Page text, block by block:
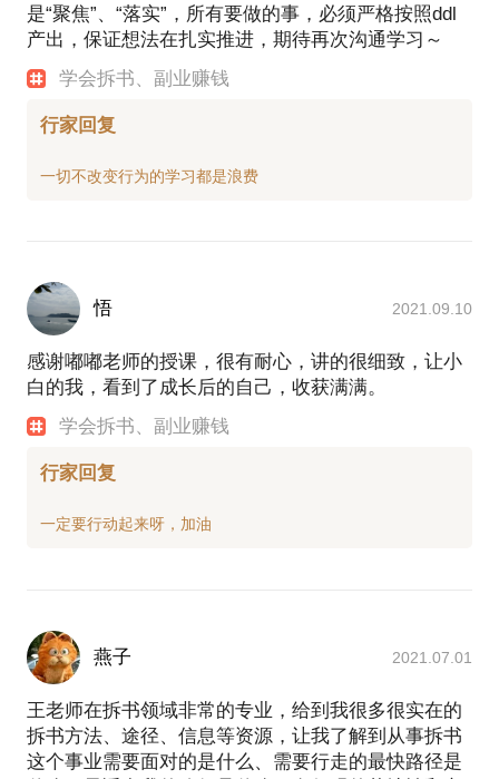
是“聚焦”、“落实”，所有要做的事，必须严格按照ddl
产出，保证想法在扎实推进，期待再次沟通学习～
学会拆书、副业赚钱
行家回复
悟 2021.09.10
感谢嘟嘟老师的授课，很有耐心，讲的很细致，让小
白的我，看到了成长后的自己，收获满满。
学会拆书、副业赚钱
行家回复
燕子 2021.07.01
王老师在拆书领域非常的专业，给到我很多很实在的
拆书方法、途径、信息等资源，让我了解到从事拆书
这个事业需要面对的是什么、需要行走的最快路径是